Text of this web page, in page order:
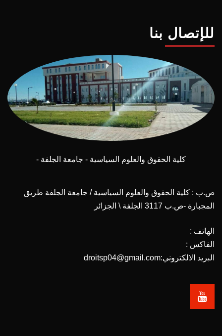
للإتصال بنا
كلية الحقوق والعلوم السياسية - جامعة الجلفة -
ص.ب : كلية الحقوق والعلوم السياسية / جامعة الجلفة طريق
المجبارة -ص.ب 3117 الجلفة \ الجزائر
الهاتف :
الفاكس :
البريد الالكتروني:droitsp04@gmail.com